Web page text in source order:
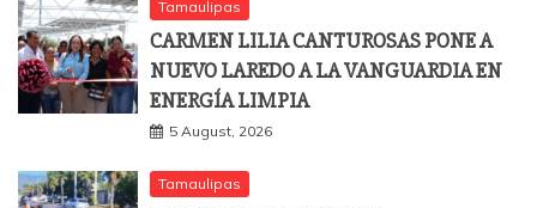
Tamaulipas
CARMEN LILIA CANTUROSAS PONE A
NUEVO LAREDO A LA VANGUARDIA EN
ENERGÍA LIMPIA
5 August, 2026
Tamaulipas